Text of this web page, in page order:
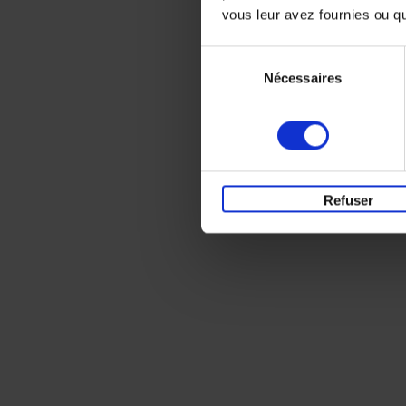
vous leur avez fournies ou
Nécessaires
Refuser